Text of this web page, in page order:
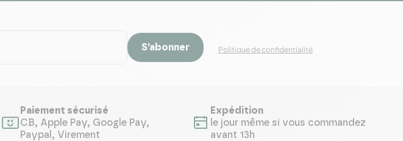
S’abonner Politique de confidentialité
Paiement sécurisé
CB, Apple Pay, Google Pay,
Paypal, Virement
Expédition
le jour même si vous commandez
avant 13h